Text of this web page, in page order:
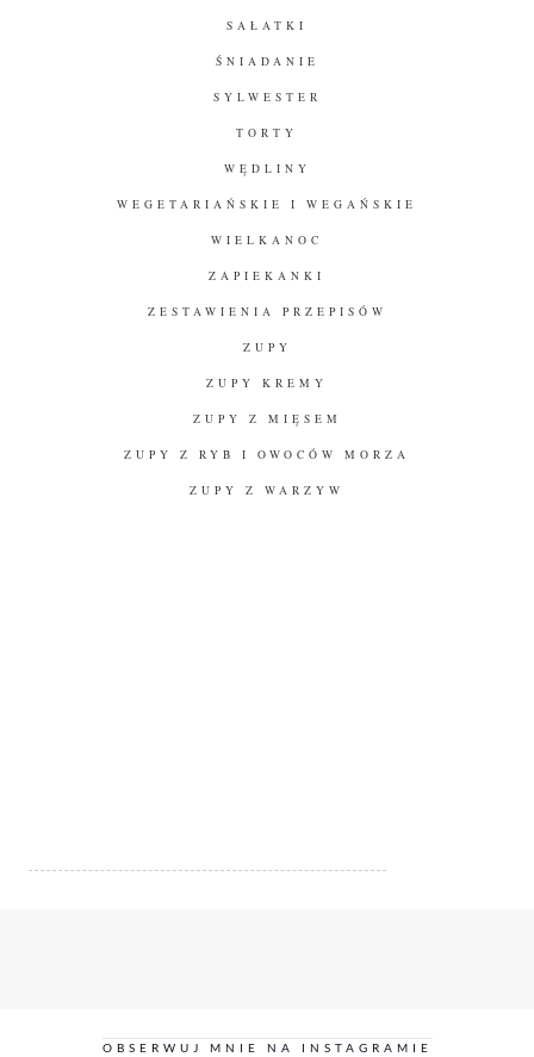
SAŁATKI
ŚNIADANIE
SYLWESTER
TORTY
WĘDLINY
WEGETARIAŃSKIE I WEGAŃSKIE
WIELKANOC
ZAPIEKANKI
ZESTAWIENIA PRZEPISÓW
ZUPY
ZUPY KREMY
ZUPY Z MIĘSEM
ZUPY Z RYB I OWOCÓW MORZA
ZUPY Z WARZYW
OBSERWUJ MNIE NA INSTAGRAMIE